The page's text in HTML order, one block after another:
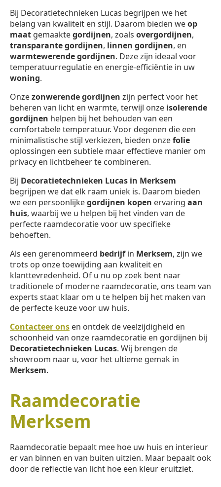
Bij Decoratietechnieken Lucas begrijpen we het
belang van kwaliteit en stijl. Daarom bieden weop
maat gemaaktegordijnen, zoals overgordijnen,
transparante gordijnen, linnen gordijnen, en
warmtewerende gordijnen. Deze zijn ideaal voor
temperatuurregulatie en energie-efficiëntie in uw
woning.
Onzezonwerende gordijnen zijn perfect voor het
beheren van licht en warmte, terwijl onze isolerende
gordijnen helpen bij het behouden van een
comfortabele temperatuur. Voor degenen die een
minimalistische stijl verkiezen, bieden onzefolie
oplossingen een subtiele maar effectieve manier om
privacy en lichtbeheer te combineren.
Bij Decoratietechnieken Lucas in Merksem
begrijpen we dat elk raam uniek is. Daarom bieden
we een persoonlijkegordijnen kopen ervaring aan
huis, waarbij we u helpen bij het vinden van de
perfecte raamdecoratie voor uw specifieke
behoeften.
Als een gerenommeerd bedrijfin Merksem, zijn we
trots op onze toewijding aan kwaliteit en
klanttevredenheid. Of u nu op zoek bent naar
traditionele of moderne raamdecoratie, ons team van
experts staat klaar om u te helpen bij het maken van
de perfecte keuze voor uw huis.
Contacteer ons en ontdek de veelzijdigheid en
schoonheid van onze raamdecoratie en gordijnen bij
Decoratietechnieken Lucas. Wij brengen de
showroom naar u, voor het ultieme gemak in
Merksem.
Raamdecoratie
Merksem
Raamdecoratie bepaalt mee hoe uw huis en interieur
er van binnen en van buiten uitzien. Maar bepaalt ook
door de reflectie van licht hoe een kleur eruitziet.